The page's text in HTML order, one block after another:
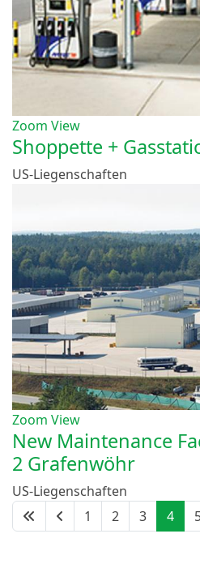
Zoom View
Shoppette +
US-Liegenschaften
Zoom View
New Maintenance
2 Grafenwöhr
US-Liegenschaften
1
2 3 4